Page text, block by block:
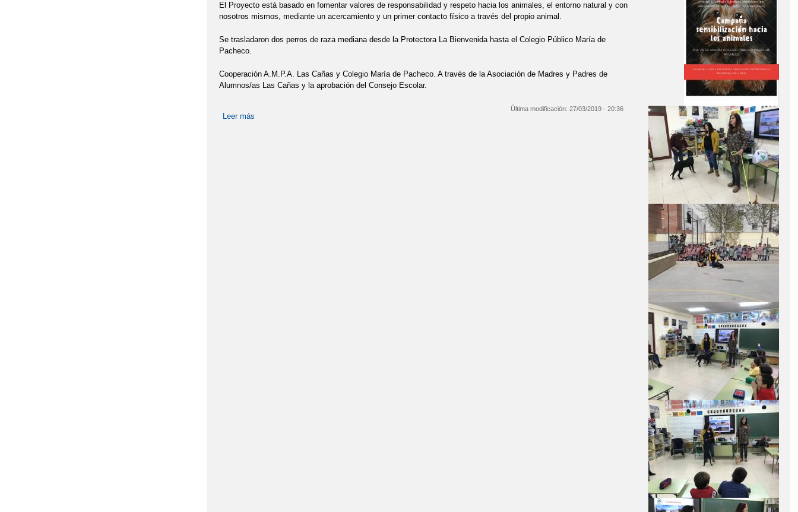
El Proyecto está basado en fomentar valores de responsabilidad y respeto hacia los animales, el entorno natural y con
nosotros mismos, mediante un acercamiento y un primer contacto físico a través del propio animal.
Se trasladaron dos perros de raza mediana desde la Protectora La Bienvenida hasta el Colegio Público María de
Pacheco.
Cooperación A.M.P.A. Las Cañas y Colegio María de Pacheco. A través de la Asociación de Madres y Padres de
Alumnos/as Las Cañas y la aprobación del Consejo Escolar.
Leer más
Última modificación: 27/03/2019 - 20:36